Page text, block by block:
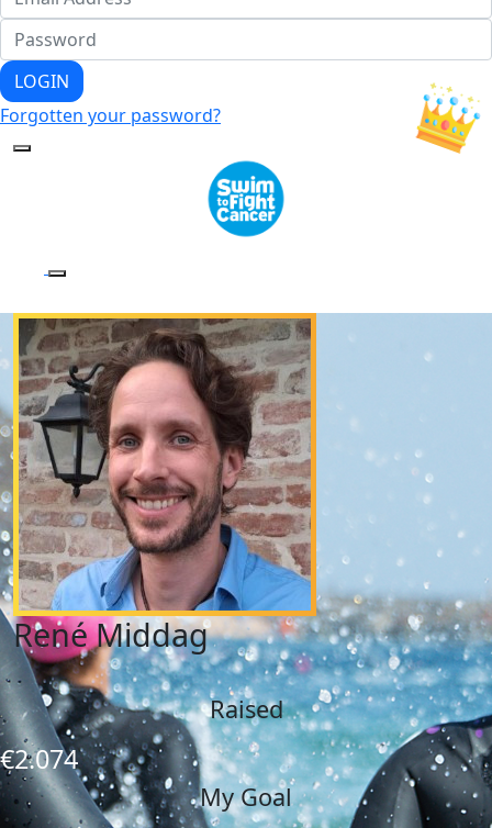
LOGIN
Forgotten your password?
René Middag
Raised
€2.074
My Goal